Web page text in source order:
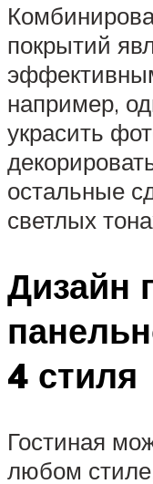
покрытий
например,
украсить
остальные
светлых
Дизайн
4 стиля
Гостиная
любом